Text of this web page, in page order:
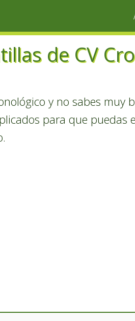
de CV
y no sabes muy
para que puedas